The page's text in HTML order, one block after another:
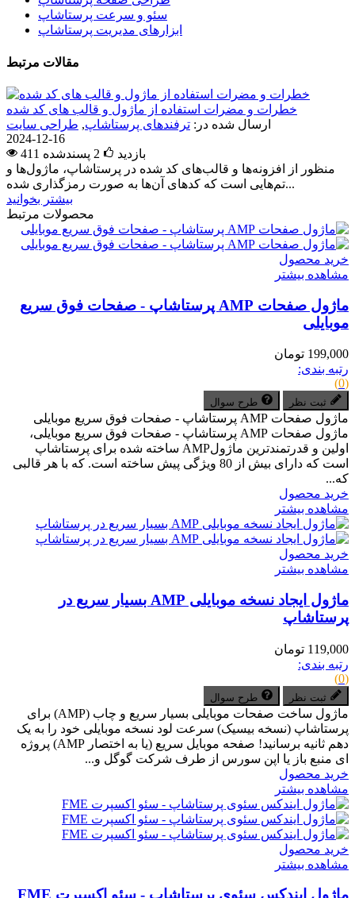
سئو و سرعت پرستاشاپ
ابزارهای مدیریت پرستاشاپ
مقالات مرتبط
خطرات و مضرات استفاده از ماژول و قالب های کد شده
ارسال شده در: ترفندهای پرستاشاپ, طراحی سایت
2024-12-16
411 بازدید
2 پسندشده
منظور از افزونه‌ها و قالب‌های کد شده در پرستاشاپ، ماژول‌ها و
تم‌هایی است که کدهای آن‌ها به صورت رمزگذاری شده...
بیشتر بخوانید
محصولات مرتبط
خرید محصول
مشاهده بیشتر
ماژول صفحات AMP پرستاشاپ - صفحات فوق سریع
موبایلی
199,000 تومان
رتبه بندی:
(0)
ثبت نظر طرح سوال
ماژول صفحات AMP پرستاشاپ - صفحات فوق سریع موبایلی
ماژول صفحات AMP پرستاشاپ - صفحات فوق سریع موبایلی،
اولین و قدرتمندترین ماژولAMP ساخته شده برای پرستاشاپ
است که دارای بیش از 80 ویژگی پیش ساخته است. که با هر قالبی
که...
خرید محصول
مشاهده بیشتر
خرید محصول
مشاهده بیشتر
ماژول ایجاد نسخه موبایلی AMP بسیار سریع در
پرستاشاپ
119,000 تومان
رتبه بندی:
(0)
ثبت نظر طرح سوال
ماژول ساخت صفحات موبایلی بسیار سریع و چاب (AMP) برای
پرستاشاپ (نسخه بیسیک) سرعت لود نسخه موبایلی خود را به یک
دهم ثانیه برسانید! صفحه موبایل سریع (یا به اختصار AMP) پروژه
ای منبع باز یا اپن سورس از طرف شرکت گوگل و...
خرید محصول
مشاهده بیشتر
خرید محصول
مشاهده بیشتر